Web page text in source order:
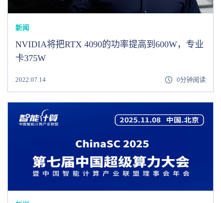
新闻
NVIDIA将把RTX 4090的功率提高到600W，专业
卡375W
2022.07.14 0分钟阅读